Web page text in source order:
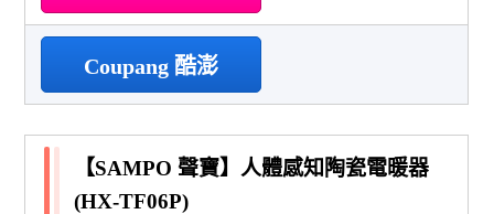
Coupang 酷澎
【SAMPO 聲寶】人體感知陶瓷電暖器
(HX-TF06P)